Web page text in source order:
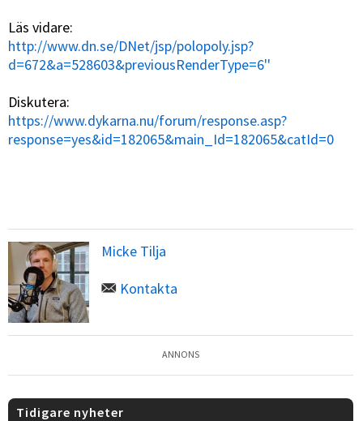
Läs vidare:
http://www.dn.se/DNet/jsp/polopoly.jsp?
d=672&a=528603&previousRenderType=6''
Diskutera:
https://www.dykarna.nu/forum/response.asp?
response=yes&id=182065&main_Id=182065&catId=0
Micke Tilja
Kontakta
ANNONS
Tidigare nyheter